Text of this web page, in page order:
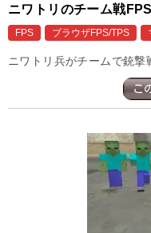
ニワトリのチーム戦
FPS ブラウザFPS/TPS
ニワトリ兵がチームで銃撃